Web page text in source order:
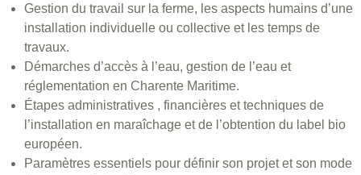
Gestion du travail sur la ferme, les aspects humains d’une
installation individuelle ou collective et les temps de
travaux.
Démarches d’accès à l’eau, gestion de l’eau et
réglementation en Charente Maritime.
Étapes administratives , financières et techniques de
l’installation en maraîchage et de l’obtention du label bio
européen.
Paramètres essentiels pour définir son projet et son mode